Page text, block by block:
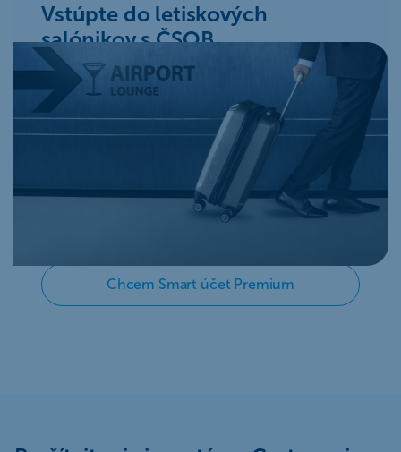
Vstúpte do letiskových
salónikov s ČSOB
Najjednoduchší spôsob, ako sa dostať do
letiskového salónika, je vlastniť správnu
platobnú kartu. Napríklad k Smart účtu
Premium dostanete zadarmo prémiovú
debetnú kartu Mastercard Gold, ktorá vám
umožní zvýhodnený vstup do vybraných
Chcem Smart účet Premium